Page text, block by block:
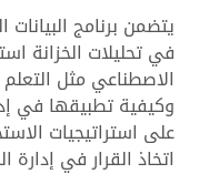
يتضمن برنامج
في تحليلات الخزانة
الاصطناعي مثل
وكيفية تطبيقها في
على استراتيجيات
اتخاذ القرار في إدارة